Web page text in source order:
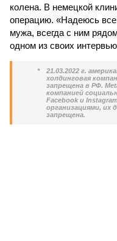
колена. В немецкой
операцию. «Надеюсь
мужа, всегда с ним
одном из своих
*
21.03.2022 г.
холдинговая
запрещена в РФ.
компанией
Facebook и
организациями,
запрещена.